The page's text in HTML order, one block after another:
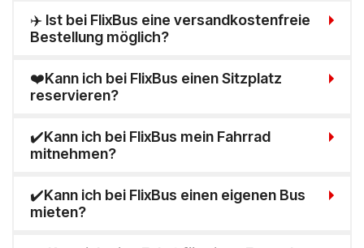
✈️ Ist bei FlixBus eine versandkostenfreie
Bestellung möglich?
❤️Kann ich bei FlixBus einen Sitzplatz
reservieren?
✔️Kann ich bei FlixBus mein Fahrrad
mitnehmen?
✔️Kann ich bei FlixBus einen eigenen Bus
mieten?